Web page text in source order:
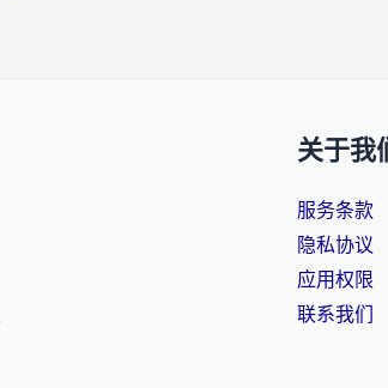
关于我
服务条款
隐私协议
应用权限
联系我们